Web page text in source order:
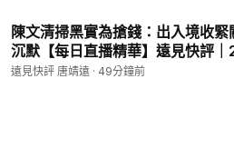
陳文清掃黑實為搶錢：出入境收緊
沉默【每日直播精華】遠見快評
開講 #夏付鋼 #西平縣
遠見快評 唐靖遠 · 49分鐘前